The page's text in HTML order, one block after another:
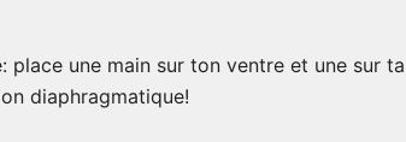
place une main sur ton ventre et une sur
diaphragmatique!